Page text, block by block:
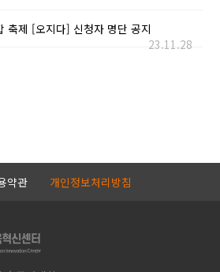
축제 [오지다] 신청자 명단 공지
23.11.28
약관 개인정보처리방침